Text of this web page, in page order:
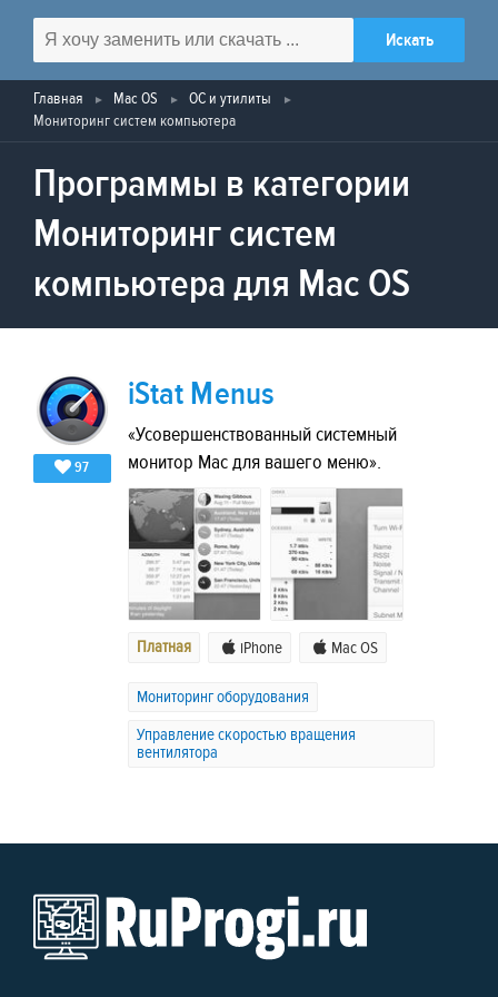
Главная Mac OS
ОС и утилиты
Мониторинг систем компьютера
Программы в категории
Мониторинг систем
компьютера для Mac OS
97
iStat Menus
«Усовершенствованный системный
монитор Mac для вашего меню».
Платная iPhone Mac OS
Мониторинг оборудования
Управление скоростью вращения
вентилятора